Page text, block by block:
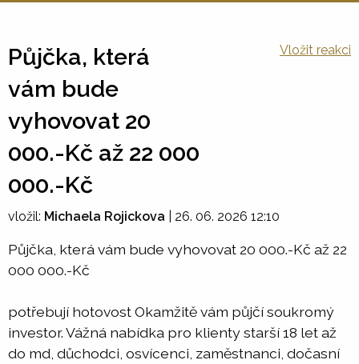
Půjčka, která
vám bude
vyhovovat 20
000.-Kč až 22 000
000.-Kč
Vložit reakci
vložil: Michaela Rojickova 26. 06. 2026 12:10
Půjčka, která vám bude vyhovovat 20 000.-Kč až 22
000 000.-Kč
potřebují hotovost Okamžitě vám půjčí soukromý
investor. Vážná nabídka pro klienty starší 18 let až
do md, důchodci, osvícenci, zaměstnanci, dočasní